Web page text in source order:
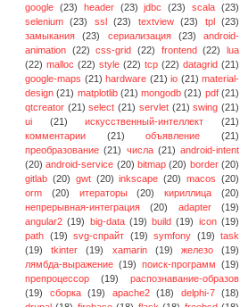
google (23) header (23) jdbc (23) scala (23)
selenium
(23) ssl (23) textview (23) tpl
(23)
замыкания
(23) сериализация (23)
android-
animation (22) css-grid (22) frontend (22)
lua
(22) malloc (22) style (22) tcp (22) datagrid (21)
google-maps (21) hardware (21) io (21) material-
design (21) matplotlib (21) mongodb (21) pdf (21)
qtcreator (21) select (21) servlet (21) swing (21)
ui
(21) искусственный-интеллект
(21)
комментарии
(21) объявление
(21)
преобразование (21) числа (21) android-intent
(20) android-service (20) bitmap (20) border (20)
gitlab (20) gwt (20) inkscape (20) macos (20)
orm
(20) итераторы (20) кириллица
(20)
непрерывная-интеграция
(20) adapter
(19)
angular2 (19) big-data (19) build (19) icon (19)
path (19) svg-спрайт (19) symfony (19) task
(19)
tkinter (19) xamarin (19) железо
(19)
лямбда-выражение (19) поиск-программ (19)
препроцессор
(19)
распознавание-образов
(19)
сборка (19) apache2 (18) delphi-7
(18)